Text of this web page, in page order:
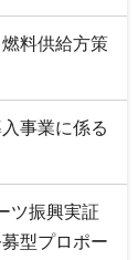
料供給方策
事業に係る
ツ振興実証
型プロポー